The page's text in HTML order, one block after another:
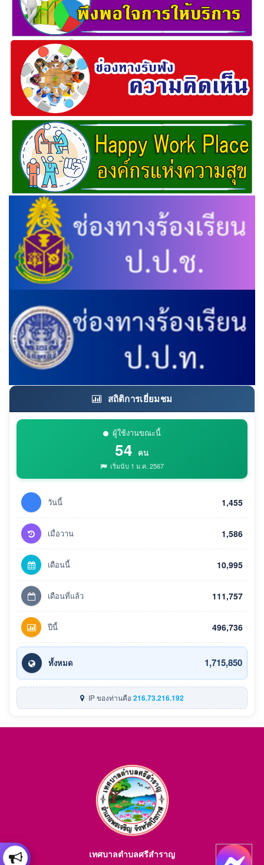
สถิติการเยี่ยมชม
ผู้ใช้งานขณะนี้
54 คน
เริ่มนับ 1 ม.ค. 2567
วันนี้ 1,455
เมื่อวาน 1,586
เดือนนี้ 10,995
เดือนที่แล้ว 111,757
ปีนี้ 496,736
ทั้งหมด 1,715,850
IP ของท่านคือ216.73.216.192
เทศบาลตำบลศรีสำราญ